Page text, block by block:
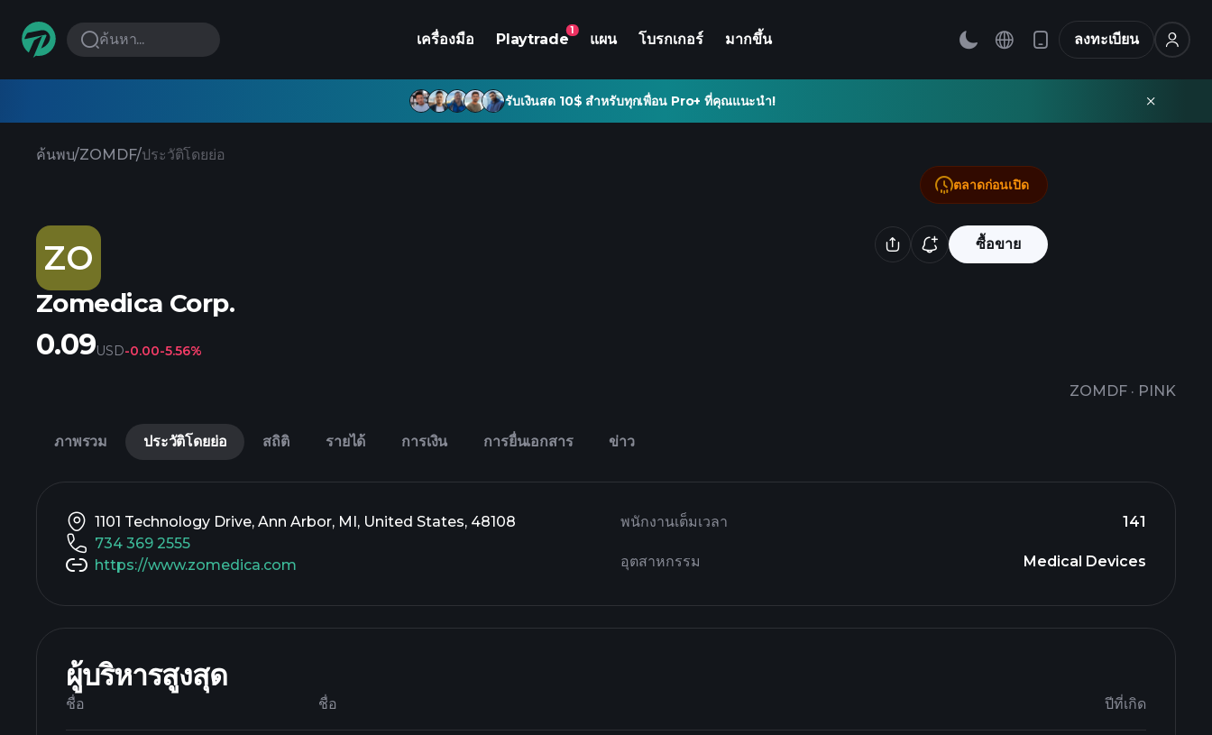
ค้นหา... เครื่องมือ Playtrade
1
แผน โบรกเกอร์ มากขึ้น ลงทะเบียน
รับเงินสด 10$ สำหรับทุกเพื่อน Pro+ ที่คุณแนะนำ!
ค้นพบ/ZOMDF/ประวัติโดยย่อ
ZO ซื้อขาย
Zomedica Corp.
ZOMDF · PINK
ตลาดก่อนเปิด
0.09USD-0.00-5.56%
ภาพรวม ประวัติโดยย่อ สถิติ รายได้ การเงิน การยื่นเอกสาร ข่าว
1101 Technology Drive, Ann Arbor, MI, United States, 48108
734 369 2555
https://www.zomedica.com
พนักงานเต็มเวลา 141
อุตสาหกรรม Medical Devices
ผู้บริหารสูงสุด
ชื่อ ชื่อ ปีที่เกิด